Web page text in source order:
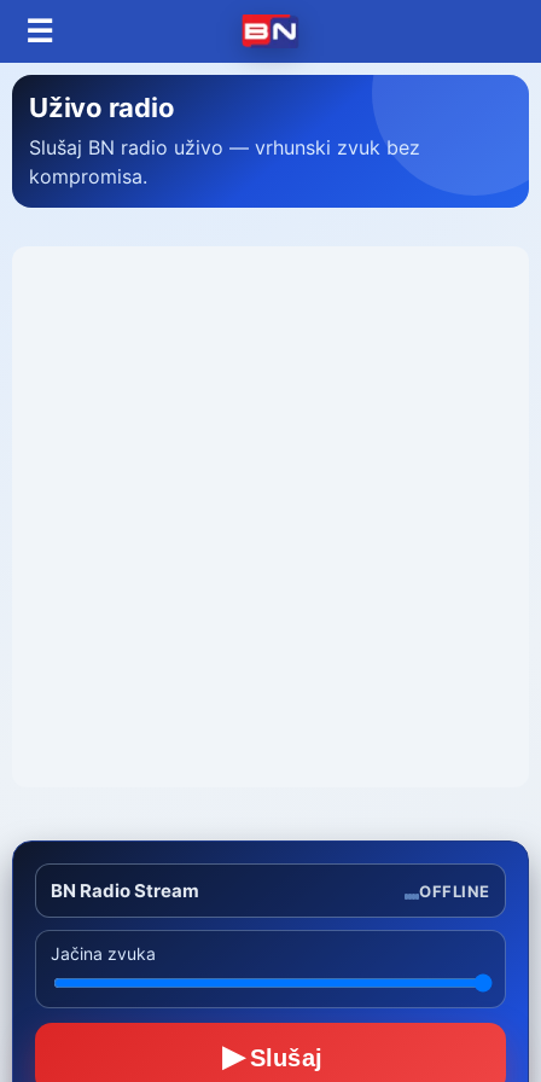
☰
Uživo radio
Slušaj BN radio uživo — vrhunski zvuk bez
kompromisa.
BN Radio Stream OFFLINE
Jačina zvuka
▶ Slušaj